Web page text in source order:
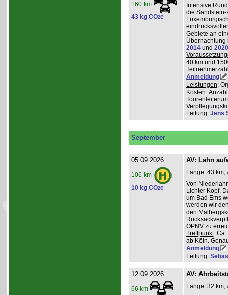
160 km
43 kg CO2e
Intensive
die
Gebiete an
Übernachtung
2014und 2020
40 km und
Anmeldung
Leistungen:
Kosten:
Leitung: Jens
September
05.09.2026
106 km
10 kg CO2e
AV: Lahn
Länge: 43 km,
Von
Lichter Kopf.
um Bad Ems
werden wir
den
ÖPNV zu
Treffpunkt: Ca.
ab Köln.
Anmeldung
Leitung:
12.09.2026
66 km
AV:
Länge: 32 km,